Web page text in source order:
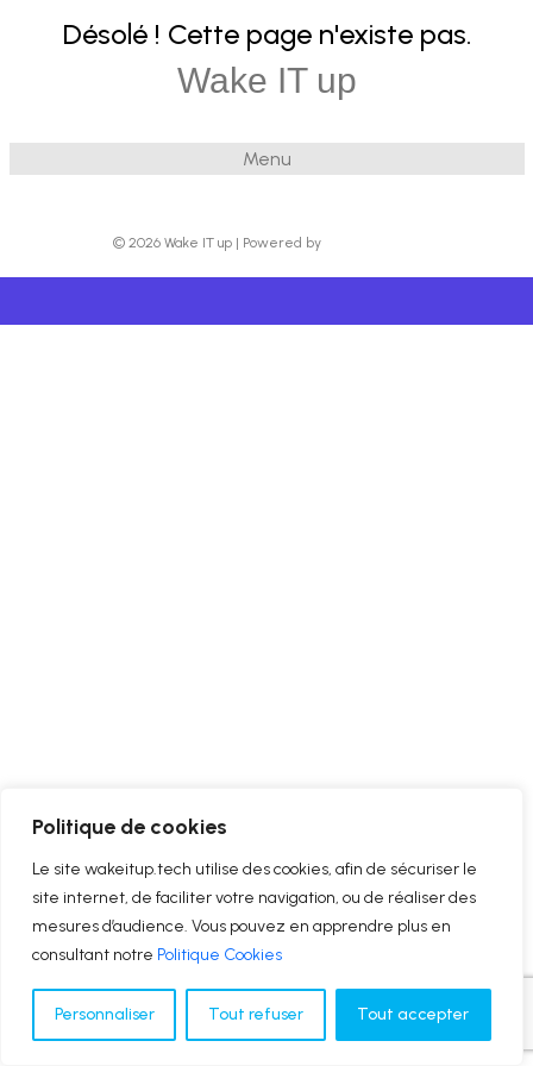
Politique de cookies
Le site wakeitup.tech utilise des cookies, afin de sécuriser le
site internet, de faciliter votre navigation, ou de réaliser des
mesures d’audience. Vous pouvez en apprendre plus en
consultant notre Politique Cookies
Personnaliser Tout refuser Tout accepter
Wake IT up
Menu
Désolé ! Cette page n'existe pas.
© 2026 Wake IT up | Powered by